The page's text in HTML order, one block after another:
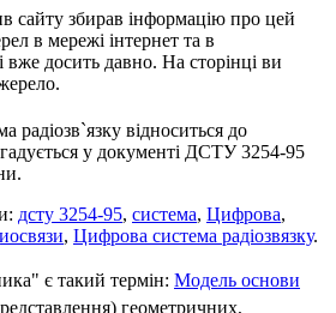
сайту збирав інформацію про цей
в мережі інтернет та в
вже досить давно. На сторінці ви
радіозв`язку відноситься до
у документі ДСТУ 3254-95
дсту 3254-95, система, Цифрова,
, Цифрова система радіозвязку.
є такий термін: Модель основи
геометричних,